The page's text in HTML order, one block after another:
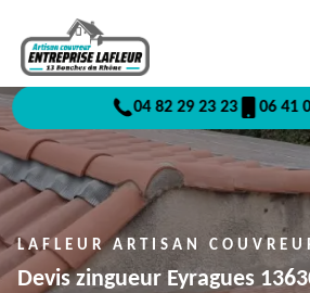
04 82 29 23 23 06 41
LAFLEUR ARTISAN
Devis zingueur Eyragues